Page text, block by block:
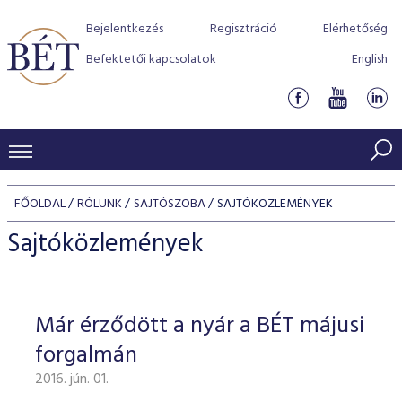
Bejelentkezés Regisztráció
Elérhetőség
Befektetői kapcsolatok
English
KERESKEDÉSI ADATOK
INDEXEK
Jelzáloglevél indexek
Vállalati kötvény indexek
Azonnali Piac
Részvények
Származékos piac
BEFEKTETŐK
Részvény szekció
Hitelpapír szekció
BÉT szabályzatok
Befektetővédelem
Alkalmazott díjstruktúra
Elszámolás
Részvény és vállalati kötvény tőzsdei bevezetését
program
BÉT Xtend - Részvénypiac egyszerűen
TŐZSDETAGOK
Tőzsdetagok, üzletkötők
VENDOROK
FŐOLDAL RÓLUNK SAJTÓSZOBA SAJTÓKÖZLEMÉNYEK
Sajtóközlemények
Már érződött a nyár a BÉT májusi
forgalmán
2016. jún. 01.